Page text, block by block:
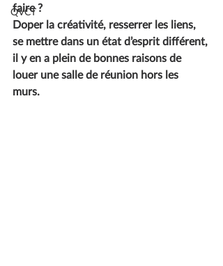
QVCT
faire ?
Doper la créativité, resserrer les liens,
se mettre dans un état d’esprit différent,
il y en a plein de bonnes raisons de
louer une salle de réunion hors les
murs.